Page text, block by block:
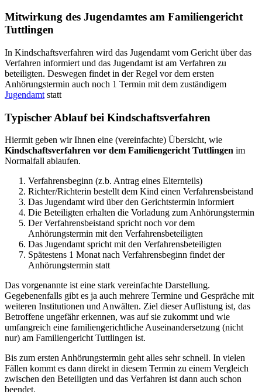
Mitwirkung des Jugendamtes am Familiengericht
Tuttlingen
In Kindschaftsverfahren wird das Jugendamt vom Gericht über das
Verfahren informiert und das Jugendamt ist am Verfahren zu
beteiligten. Deswegen findet in der Regel vor dem ersten
Anhörungstermin auch noch 1 Termin mit dem zuständigem
Jugendamt statt
Typischer Ablauf bei Kindschaftsverfahren
Hiermit geben wir Ihnen eine (vereinfachte) Übersicht, wie
Kindschaftsverfahren vor dem Familiengericht Tuttlingen im
Normalfall ablaufen.
Verfahrensbeginn (z.b. Antrag eines Elternteils)
Richter/Richterin bestellt dem Kind einen Verfahrensbeistand
Das Jugendamt wird über den Gerichtstermin informiert
Die Beteiligten erhalten die Vorladung zum Anhörungstermin
Der Verfahrensbeistand spricht noch vor dem
Anhörungstermin mit den Verfahrensbeteiligten
Das Jugendamt spricht mit den Verfahrensbeteiligten
Spätestens 1 Monat nach Verfahrensbeginn findet der
Anhörungstermin statt
Das vorgenannte ist eine stark vereinfachte Darstellung.
Gegebenenfalls gibt es ja auch mehrere Termine und Gespräche mit
weiteren Institutionen und Anwälten. Ziel dieser Auflistung ist, das
Betroffene ungefähr erkennen, was auf sie zukommt und wie
umfangreich eine familiengerichtliche Auseinandersetzung (nicht
nur) am Familiengericht Tuttlingen ist.
Bis zum ersten Anhörungstermin geht alles sehr schnell. In vielen
Fällen kommt es dann direkt in diesem Termin zu einem Vergleich
zwischen den Beteiligten und das Verfahren ist dann auch schon
beendet.